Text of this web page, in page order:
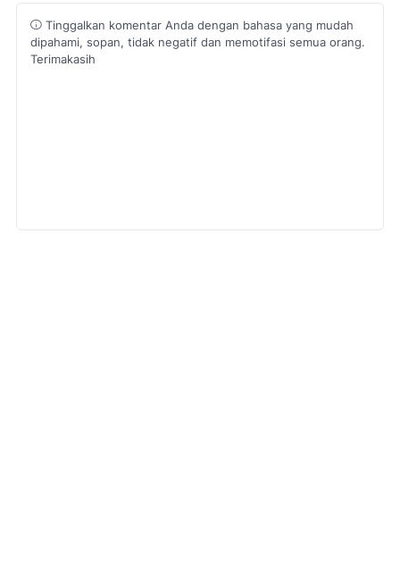
Tinggalkan komentar Anda dengan bahasa yang mudah
dipahami, sopan, tidak negatif dan memotifasi semua orang.
Terimakasih